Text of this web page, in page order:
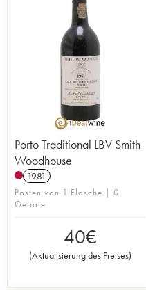
Porto Traditional LBV Smith
Woodhouse
1981
Posten von 1 Flasche | 0
Gebote
40€
(Aktualisierung des Preises)